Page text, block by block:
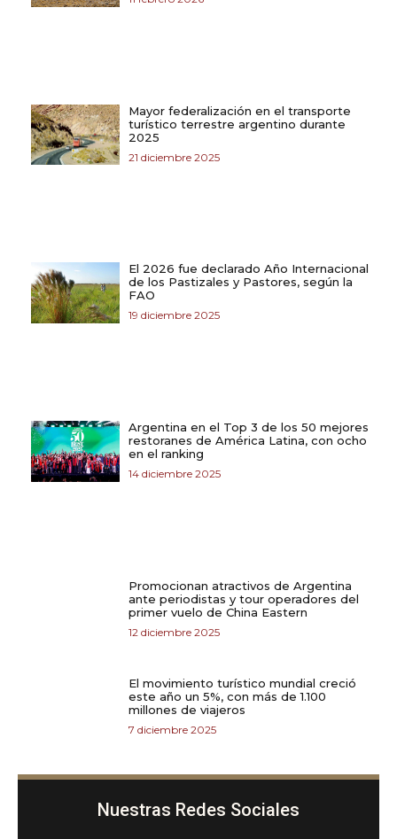
Mayor federalización en el transporte
turístico terrestre argentino durante
2025
21 diciembre 2025
El 2026 fue declarado Año Internacional
de los Pastizales y Pastores, según la
FAO
19 diciembre 2025
Argentina en el Top 3 de los 50 mejores
restoranes de América Latina, con ocho
en el ranking
14 diciembre 2025
Promocionan atractivos de Argentina
ante periodistas y tour operadores del
primer vuelo de China Eastern
12 diciembre 2025
El movimiento turístico mundial creció
este año un 5%, con más de 1.100
millones de viajeros
7 diciembre 2025
Nuestras Redes Sociales